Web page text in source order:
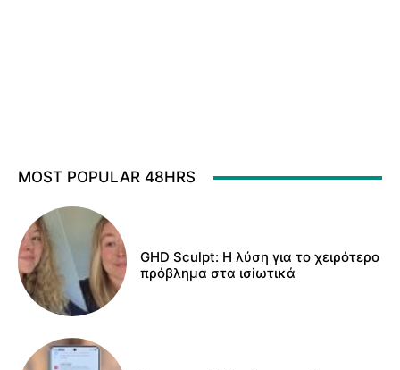
MOST POPULAR 48HRS
GHD Sculpt: Η λύση για το χειρότερο
πρόβλημα στα ισiωτικά